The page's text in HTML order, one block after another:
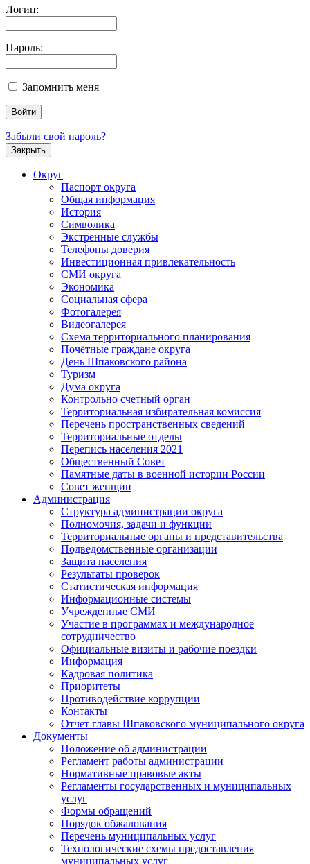
Логин:
Пароль:
Запомнить меня
Забыли свой пароль?
Закрыть
Округ
Паспорт округа
Общая информация
История
Символика
Экстренные службы
Телефоны доверия
Инвестиционная привлекательность
СМИ округа
Экономика
Социальная сфера
Фотогалерея
Видеогалерея
Схема территориального планирования
Почётные граждане округа
День Шпаковского района
Туризм
Дума округа
Контрольно счетный орган
Территориальная избирательная комиссия
Перечень пространственных сведений
Территориальные отделы
Перепись населения 2021
Общественный Совет
Памятные даты в военной истории России
Совет женщин
Администрация
Структура администрации округа
Полномочия, задачи и функции
Территориальные органы и представительства
Подведомственные организации
Защита населения
Результаты проверок
Статистическая информация
Информационные системы
Учрежденные СМИ
Участие в программах и международное
сотрудничество
Официальные визиты и рабочие поездки
Информация
Кадровая политика
Приоритеты
Противодействие коррупции
Контакты
Отчет главы Шпаковского муниципального округа
Документы
Положение об администрации
Регламент работы администрации
Нормативные правовые акты
Регламенты государственных и муниципальных
услуг
Формы обращений
Порядок обжалования
Перечень муниципальных услуг
Технологические схемы предоставления
муниципальных услуг